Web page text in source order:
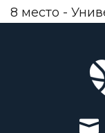
8 место -